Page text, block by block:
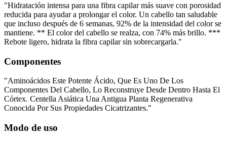
"Hidratación intensa para una fibra capilar más suave con porosidad
reducida para ayudar a prolongar el color. Un cabello tan saludable
que incluso después de 6 semanas, 92% de la intensidad del color se
mantiene. ** El color del cabello se realza, con 74% más brillo. ***
Rebote ligero, hidrata la fibra capilar sin sobrecargarla."
Componentes
"Aminoácidos Este Potente Ácido, Que Es Uno De Los
Componentes Del Cabello, Lo Reconstruye Desde Dentro Hasta El
Córtex. Centella Asiática Una Antigua Planta Regenerativa
Conocida Por Sus Propiedades Cicatrizantes."
Modo de uso